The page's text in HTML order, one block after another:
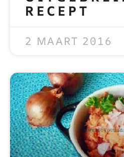
RECEPT
2 MAART 2016